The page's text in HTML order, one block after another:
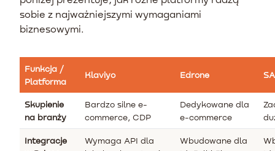
sobie z najważniejszymi wymaganiami
biznesowymi.
Funkcja /
Platforma
Klaviyo Edrone
Skupienie
na branży
Bardzo silne e-
commerce, CDP
Dedykowane dla
e-commerce
Integracje
Wymaga API dla
Wbudowane dla